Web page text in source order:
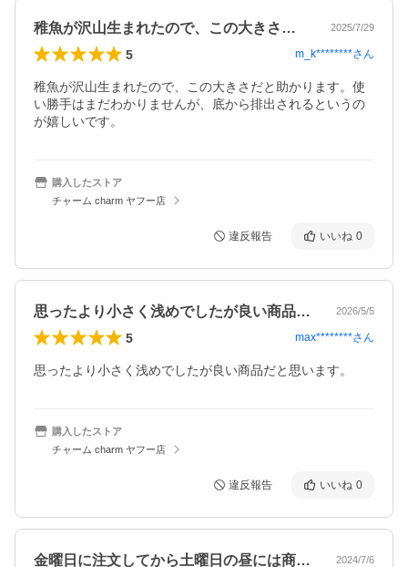
稚魚が沢山生まれたので、この大きさだと… 2025/7/29
5 m_k********さん
稚魚が沢山生まれたので、この大きさだと助かります。使
い勝手はまだわかりませんが、底から排出されるというの
が嬉しいです。
購入したストア
チャーム charm ヤフー店
違反報告 いいね 0
思ったより小さく浅めでしたが良い商品だ… 2026/5/5
5 max********さん
思ったより小さく浅めでしたが良い商品だと思います。
購入したストア
チャーム charm ヤフー店
違反報告 いいね 0
金曜日に注文してから土曜日の昼には商品… 2024/7/6